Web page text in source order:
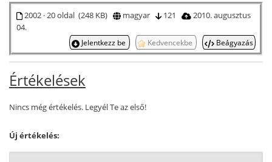
2002 · 20 oldal (248 KB) magyar 121
2010. augusztus
04.
Jelentkezz be Kedvencekbe Beágyazás
Értékelések
Nincs még értékelés. Legyél Te az első!
Új értékelés: